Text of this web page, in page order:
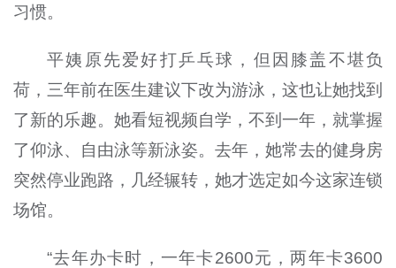
习惯。
平姨原先爱好打乒乓球，但因膝盖不堪负
荷，三年前在医生建议下改为游泳，这也让她找到
了新的乐趣。她看短视频自学，不到一年，就掌握
了仰泳、自由泳等新泳姿。去年，她常去的健身房
突然停业跑路，几经辗转，她才选定如今这家连锁
场馆。
“去年办卡时，一年卡2600元，两年卡3600